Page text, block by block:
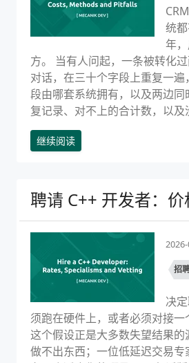
统
年
方。 当有人问起，一条被转化
对话，在三十个字段上重复一
段由哪套系统拥有，以及两边
复记录、对不上的合计数，以
继续阅读
聘请 C++ 开发者：
招
决
须跑在硬件上，或者必须对接
这个假设正是大多数失望结果
做不出东西；一位低延迟交易